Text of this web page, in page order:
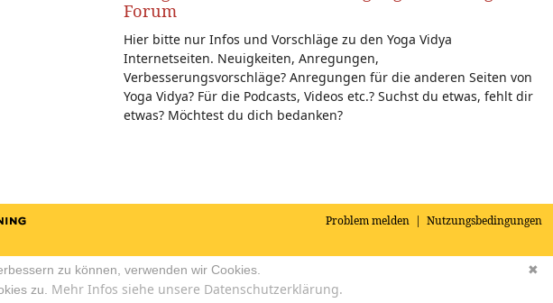
Forum
Hier bitte nur Infos und Vorschläge zu den Yoga Vidya
Internetseiten. Neuigkeiten, Anregungen,
Verbesserungsvorschläge? Anregungen für die anderen Seiten von
Yoga Vidya? Für die Podcasts, Videos etc.? Suchst du etwas, fehlt dir
etwas? Möchtest du dich bedanken?
Problem melden | Nutzungsbedingungen
✖
zu können, verwenden wir Cookies.
zu. Mehr Infos siehe unsere Datenschutzerklärung.